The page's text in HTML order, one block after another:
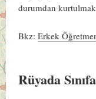
durumdan
Bkz:Erkek
Rüyada